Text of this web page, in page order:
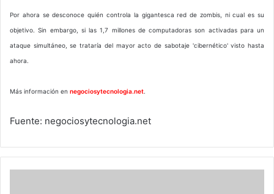
Por ahora se desconoce quién controla la gigantesca red de zombis, ni cual es su
objetivo. Sin embargo, si las 1,7 millones de computadoras son activadas para un
ataque simultáneo, se trataría del mayor acto de sabotaje 'cibernético' visto hasta
ahora.
Más información en negociosytecnologia.net
Fuente: negociosytecnologia.net